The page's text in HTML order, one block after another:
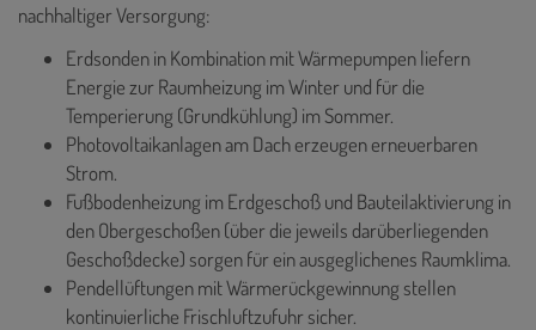
nachhaltiger Versorgung:
Erdsonden in Kombination mit Wärmepumpen liefern
Energie zur Raumheizung im Winter und für die
Temperierung (Grundkühlung) im Sommer.
Photovoltaikanlagen am Dach erzeugen erneuerbaren
Strom.
Fußbodenheizung im Erdgeschoß und Bauteilaktivierung in
den Obergeschoßen (über die jeweils darüberliegenden
Geschoßdecke) sorgen für ein ausgeglichenes Raumklima.
Pendellüftungen mit Wärmerückgewinnung stellen
kontinuierliche Frischluftzufuhr sicher.